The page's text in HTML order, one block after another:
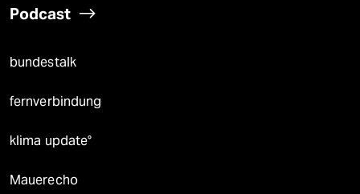
Podcast
bundestalk
fernverbindung
klima update°
Mauerecho